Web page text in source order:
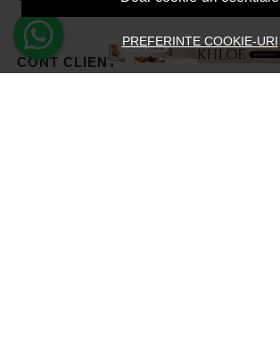
PREFERINTE COOKIE-URI
CONT CLIENT